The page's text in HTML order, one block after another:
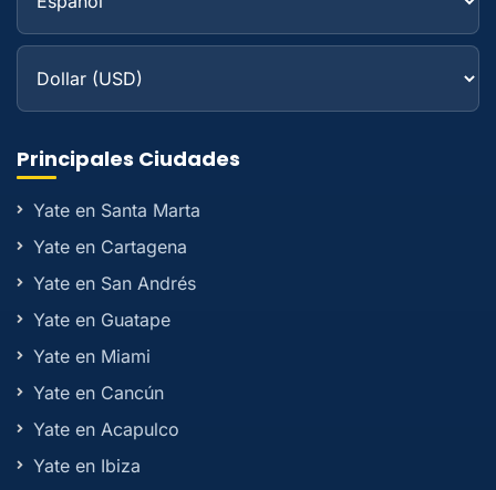
Principales Ciudades
Yate en Santa Marta
Yate en Cartagena
Yate en San Andrés
Yate en Guatape
Yate en Miami
Yate en Cancún
Yate en Acapulco
Yate en Ibiza